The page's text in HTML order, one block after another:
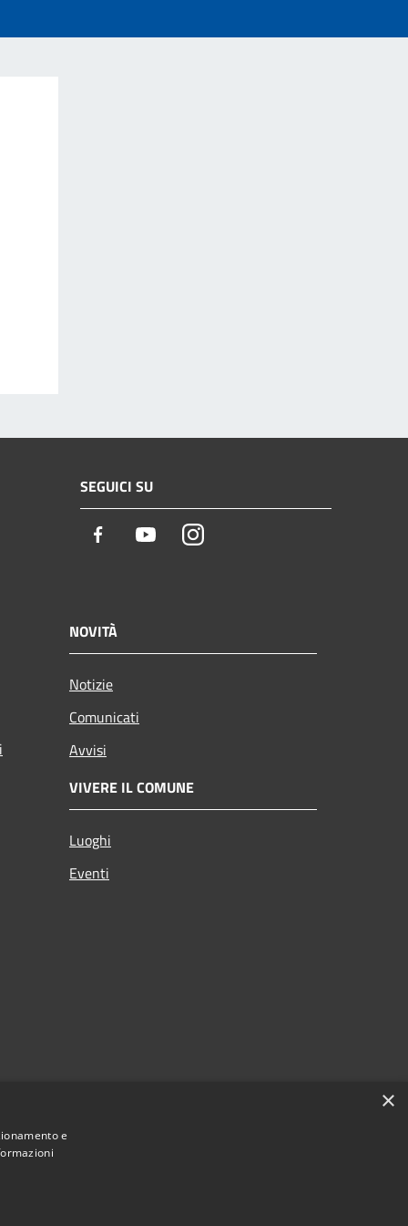
SEGUICI SU
Facebook YoutubeInstagram
NOVITÀ
Notizie
Comunicati
Avvisi
VIVERE IL COMUNE
Luoghi
Eventi
×
e